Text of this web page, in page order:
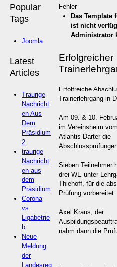
Popular
Tags
Joomla
Latest
Articles
Traurige
Nachricht
en Aus
Dem
Präsidium
2
traurige
Nachricht
en aus
dem
Präsidium
Corona
vs.
Ligabetrie
b
Neue
Meldung
der
Landesreg
Fehler
Das Template
ist nicht
Administrator
Erfolgreicher
Erfolfreiche
Trainerlehrgang in
Am 09. & 10.
im Vereinsheim
Atlantis Darter die
Sieben Teilnehmer
drei WE unter
Thiehoff, für die
Prüfung vorbereitet.
Axel Kraus, der
nahm dann die